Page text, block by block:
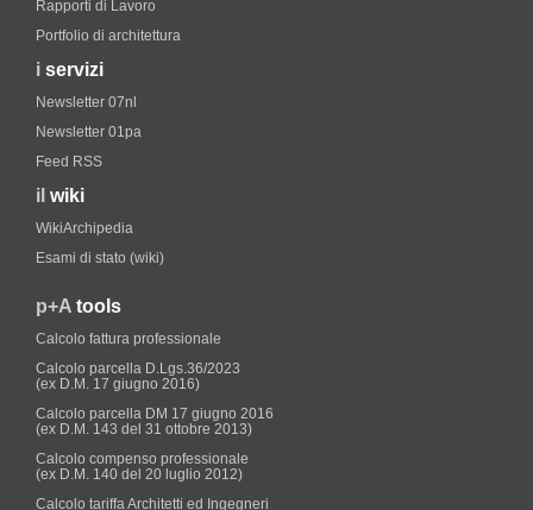
Rapporti di Lavoro
Portfolio di architettura
i servizi
Newsletter 07nl
Newsletter 01pa
Feed RSS
il wiki
WikiArchipedia
Esami di stato (wiki)
p+A tools
Calcolo fattura professionale
Calcolo parcella D.Lgs.36/2023
(ex D.M. 17 giugno 2016)
Calcolo parcella DM 17 giugno 2016
(ex D.M. 143 del 31 ottobre 2013)
Calcolo compenso professionale
(ex D.M. 140 del 20 luglio 2012)
Calcolo tariffa Architetti ed Ingegneri